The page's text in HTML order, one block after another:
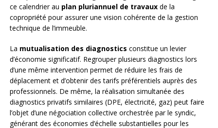
ce calendrier au plan pluriannuel de travaux de la
copropriété pour assurer une vision cohérente de la gestion
technique de l’immeuble.
La mutualisation des diagnostics constitue un levier
d’économie significatif. Regrouper plusieurs diagnostics lors
d’une même intervention permet de réduire les frais de
déplacement et d’obtenir des tarifs préférentiels auprès des
professionnels. De même, la réalisation simultanée des
diagnostics privatifs similaires (DPE, électricité, gaz) peut faire
l’objet d’une négociation collective orchestrée par le syndic,
générant des économies d’échelle substantielles pour les